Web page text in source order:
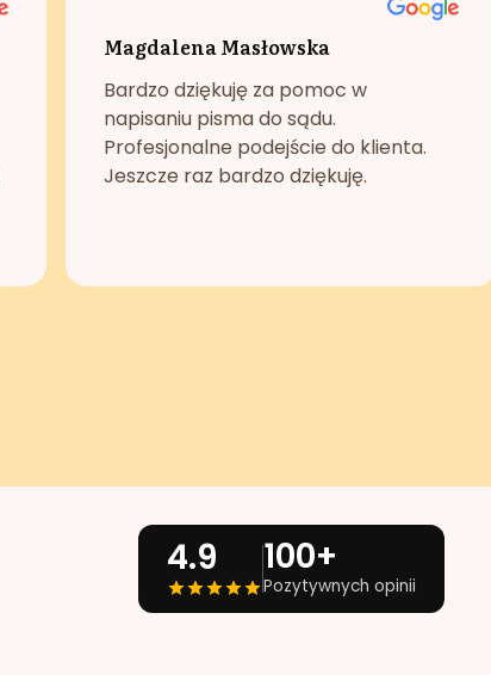
Magdalena Masłowska
Bardzo dziękuję za pomoc w
napisaniu pisma do sądu.
Profesjonalne podejście do klienta.
Jeszcze raz bardzo dziękuję.
4.9 100+
Pozytywnych opinii